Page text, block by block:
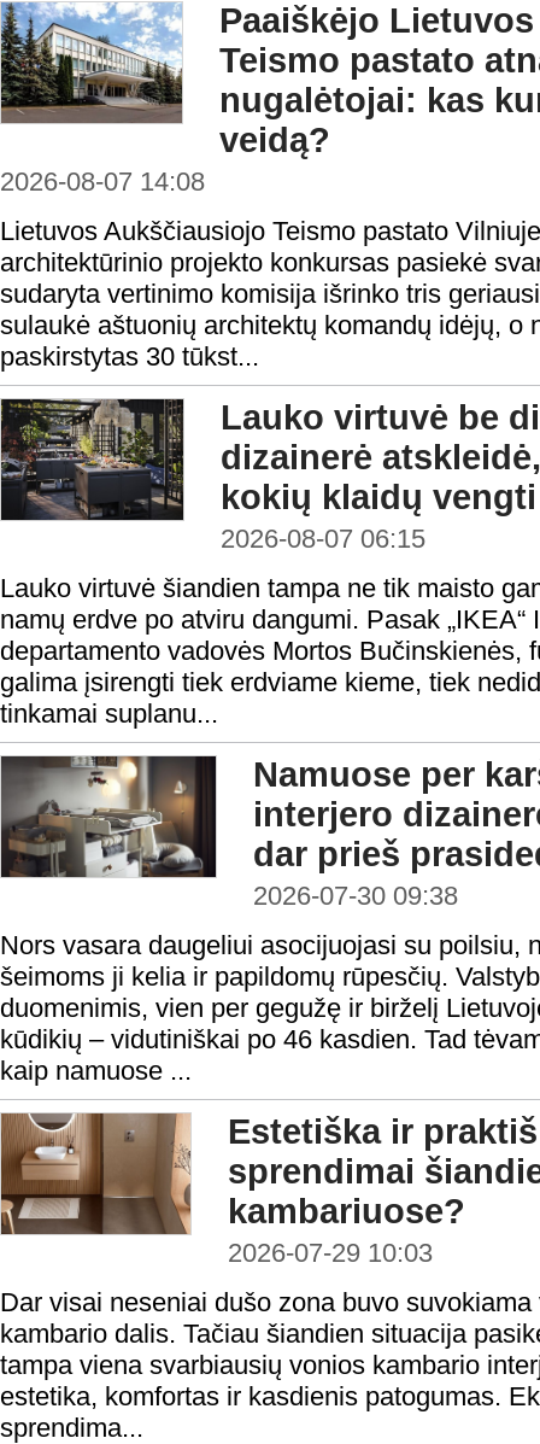
Paaiškėjo
Teismo pastato
nugalėtojai: kas
veidą?
2026-08-07 14:08
Lietuvos Aukščiausiojo Teismo pastato
architektūrinio projekto konkursas pasiekė
sudaryta vertinimo komisija išrinko tris
sulaukė aštuonių architektų komandų idėjų, o
paskirstytas 30 tūkst...
Lauko virtuvė be
dizainerė
kokių klaidų vengti
2026-08-07 06:15
Lauko virtuvė šiandien tampa ne tik maisto
namų erdve po atviru dangumi. Pasak „IKEA“
departamento vadovės Mortos Bučinskienės,
galima įsirengti tiek erdviame kieme, tiek
tinkamai suplanu...
Namuose per
interjero
dar prieš
2026-07-30 09:38
Nors vasara daugeliui asocijuojasi su poilsiu,
šeimoms ji kelia ir papildomų rūpesčių.
duomenimis, vien per gegužę ir birželį
kūdikių – vidutiniškai po 46 kasdien. Tad
kaip namuose ...
Estetiška ir
sprendimai
kambariuose?
2026-07-29 10:03
Dar visai neseniai dušo zona buvo
kambario dalis. Tačiau šiandien situacija
tampa viena svarbiausių vonios kambario
estetika, komfortas ir kasdienis patogumas.
sprendima...